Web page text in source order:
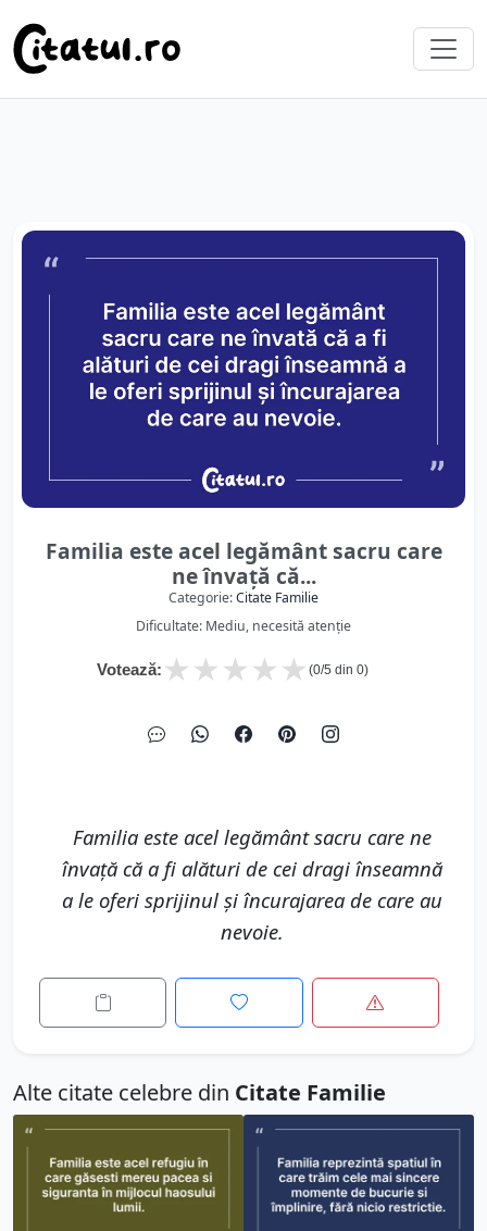
Familia este acel legământ sacru care
ne învață că...
Categorie:Citate Familie
Dificultate: Mediu, necesită atenție
Votează: ★
★
★
★
★ (0/5 din 0)
Familia este acel legământ sacru care ne
învață că a fi alături de cei dragi înseamnă
a le oferi sprijinul și încurajarea de care au
nevoie.
Alte citate celebre din Citate Familie